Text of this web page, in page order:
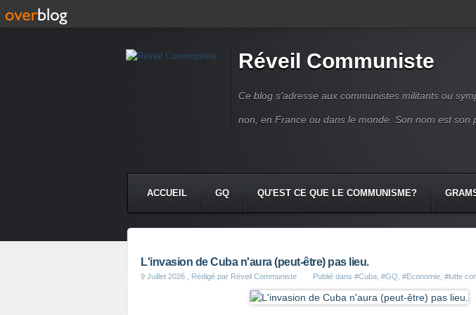
Réveil Communiste
Ce blog s'adresse aux communistes militants ou
non, en France ou dans le monde. Son nom est son
ACCUEIL GQ QU'EST CE QUE LE COMMUNISME?
L'invasion de Cuba n'aura (peut-être) pas lieu.
9 Juillet 2026 , Rédigé par Réveil Communiste Publié dans #Cuba #GQ #Economie #lutte